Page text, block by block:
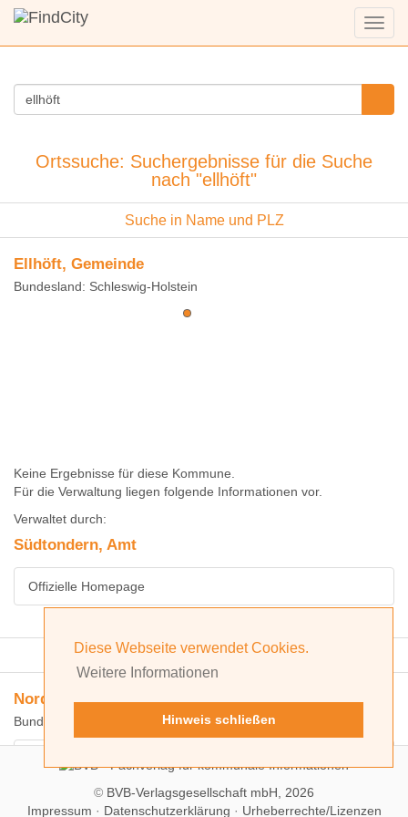
Diese Webseite verwendet Cookies.
Weitere Informationen
Hinweis schließen
Menü
Ortssuche: Suchergebnisse für die Suche
nach "ellhöft"
Suche in Name und PLZ
Ellhöft, Gemeinde
Bundesland: Schleswig-Holstein
Keine Ergebnisse für diese Kommune.
Für die Verwaltung liegen folgende Informationen vor.
Verwaltet durch:
Südtondern, Amt
Offizielle Homepage
Erweiterte Suche
Nordfriesland, Kreis
Bundesland: Schleswig-Holstein
© BVB-Verlagsgesellschaft mbH, 2026
Impressum · Datenschutzerklärung · Urheberrechte/Lizenzen